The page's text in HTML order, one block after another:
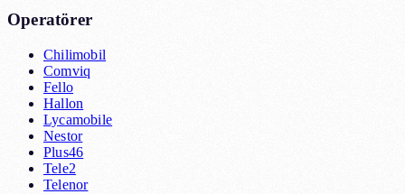
Operatörer
Chilimobil
Comviq
Fello
Hallon
Lycamobile
Nestor
Plus46
Tele2
Telenor